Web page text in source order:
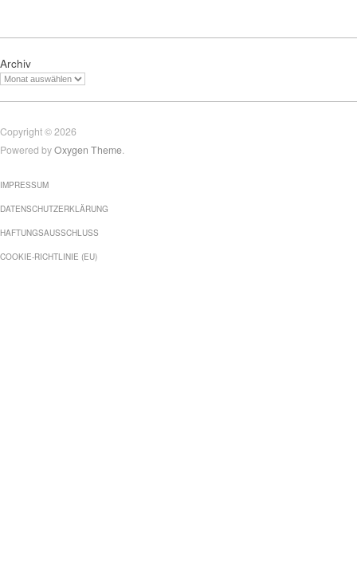
Archiv
Copyright © 2026
Powered byOxygen Theme.
IMPRESSUM
DATENSCHUTZERKLÄRUNG
HAFTUNGSAUSSCHLUSS
COOKIE-RICHTLINIE (EU)